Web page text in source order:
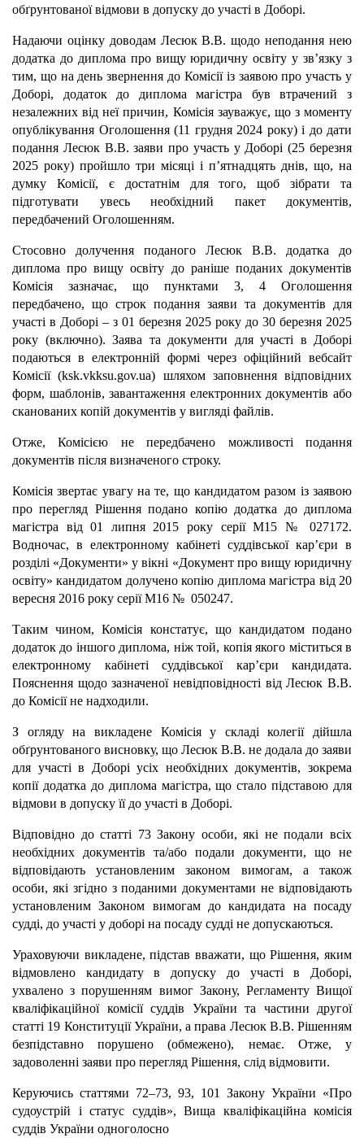
обґрунтованої відмови в допуску до участі в Доборі.
Надаючи оцінку доводам Лесюк В.В. щодо неподання нею
додатка до диплома про вищу юридичну освіту у зв’язку з
тим, що на день звернення до Комісії із заявою про участь у
Доборі, додаток до диплома магістра був втрачений з
незалежних від неї причин, Комісія зауважує, що з моменту
опублікування Оголошення (11 грудня 2024 року) і до дати
подання Лесюк В.В. заяви про участь у Доборі (25 березня
2025 року) пройшло три місяці і п’ятнадцять днів, що, на
думку Комісії, є достатнім для того, щоб зібрати та
підготувати увесь необхідний пакет документів,
передбачений Оголошенням.
Стосовно долучення поданого Лесюк В.В. додатка до
диплома про вищу освіту до раніше поданих документів
Комісія зазначає, що пунктами 3, 4 Оголошення
передбачено, що строк подання заяви та документів для
участі в Доборі – з 01 березня 2025 року до 30 березня 2025
року (включно). Заява та документи для участі в Доборі
подаються в електронній формі через офіційний вебсайт
Комісії (ksk.vkksu.gov.ua) шляхом заповнення відповідних
форм, шаблонів, завантаження електронних документів або
сканованих копій документів у вигляді файлів.
Отже, Комісією не передбачено можливості подання
документів після визначеного строку.
Комісія звертає увагу на те, що кандидатом разом із заявою
про перегляд Рішення подано копію додатка до диплома
магістра від 01 липня 2015 року серії М15 № 027172.
Водночас, в електронному кабінеті суддівської кар’єри в
розділі «Документи» у вікні «Документ про вищу юридичну
освіту» кандидатом долучено копію диплома магістра від 20
вересня 2016 року серії М16 № 050247.
Таким чином, Комісія констатує, що кандидатом подано
додаток до іншого диплома, ніж той, копія якого міститься в
електронному кабінеті суддівської кар’єри кандидата.
Пояснення щодо зазначеної невідповідності від Лесюк В.В.
до Комісії не надходили.
З огляду на викладене Комісія у складі колегії дійшла
обґрунтованого висновку, що Лесюк В.В. не додала до заяви
для участі в Доборі усіх необхідних документів, зокрема
копії додатка до диплома магістра, що стало підставою для
відмови в допуску її до участі в Доборі.
Відповідно до статті 73 Закону особи, які не подали всіх
необхідних документів та/або подали документи, що не
відповідають установленим законом вимогам, а також
особи, які згідно з поданими документами не відповідають
установленим Законом вимогам до кандидата на посаду
судді, до участі у доборі на посаду судді не допускаються.
Ураховуючи викладене, підстав вважати, що Рішення, яким
відмовлено кандидату в допуску до участі в Доборі,
ухвалено з порушенням вимог Закону, Регламенту Вищої
кваліфікаційної комісії суддів України та частини другої
статті 19 Конституції України, а права Лесюк В.В. Рішенням
безпідставно порушено (обмежено), немає. Отже, у
задоволенні заяви про перегляд Рішення, слід відмовити.
Керуючись статтями 72–73, 93, 101 Закону України «Про
судоустрій і статус суддів», Вища кваліфікаційна комісія
суддів України одноголосно